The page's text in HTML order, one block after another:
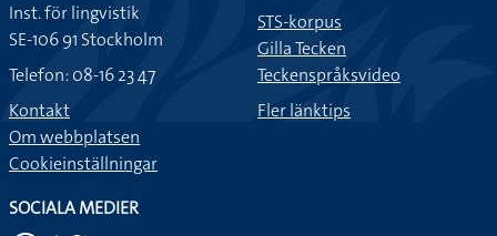
Inst. för lingvistik
SE-106 91 Stockholm
Telefon: 08-16 23 47
Kontakt
Om webbplatsen
Cookieinställningar
STS-korpus
Gilla Tecken
Teckenspråksvideo
Fler länktips
SOCIALA MEDIER